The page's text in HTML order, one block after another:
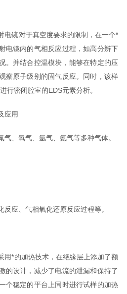
镜对于真空度要求的限制，在一个*
电镜内的气相反应过程，如高分辨下
。并结合控温模块，能够在特定的压
察原子级别的固气反应。同时，该样
行密闭腔室的EDS元素分析。
应用
、氧气、氩气、氨气等多种气体。
应、气相氧化还原反应过程等。
*的加热技术，在绝缘层上添加了额
的设计，减少了电流的泄漏和保持了
个稳定的平台上同时进行试样的加热